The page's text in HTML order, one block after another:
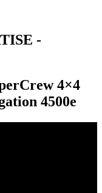
-
4×4
4500e